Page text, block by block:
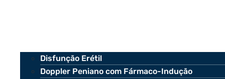
Disfunção Erétil
Doppler Peniano com Fármaco-Indução